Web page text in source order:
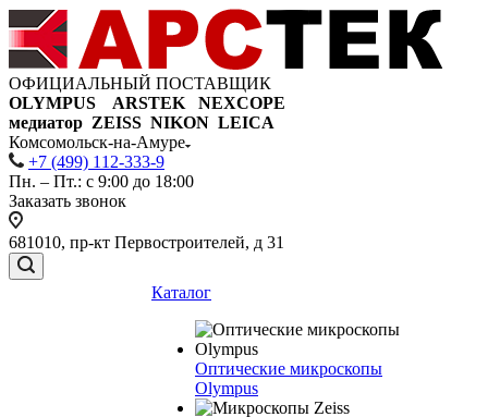
ОФИЦИАЛЬНЫЙ ПОСТАВЩИК
OLYMPUS ARSTEK NEXCOPE
медиатор ZEISS NIKON LEICA
Комсомольск-на-Амуре
+7 (499) 112-333-9
Пн. – Пт.: с 9:00 до 18:00
Заказать звонок
681010, пр-кт Первостроителей, д 31
Каталог
Оптические микроскопы
Olympus